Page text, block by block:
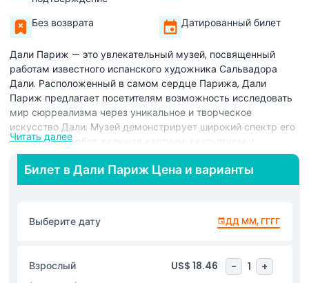
Без возврата Датированный билет
Дали Париж — это увлекательный музей, посвященный
работам известного испанского художника Сальвадора
Дали. Расположенный в самом сердце Парижа, Дали
Париж предлагает посетителям возможность исследовать
мир сюрреализма через уникальное и творческое
искусство Дали. Музей демонстрирует широкий спектр его
знаменитых работ, включая картины, скульптуры и
гравюры, предоставляя посетителям глубокое понимание
разума одного из самых влиятельных художников XX века.
с его известными тающими часами. Музей также
подсознанию, которые являются центральными темами его
творчества. Независимо от того, являетесь ли вы
Читать далее
Билет в Дали Париж Цена и варианты
Выберите дату ДД ММ, ГГГГ
Взрослый US$ 18.46 - 1 +